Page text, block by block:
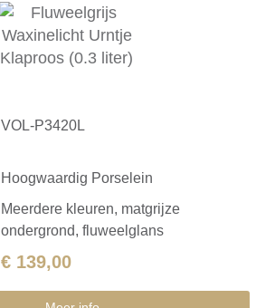
VOL-P3420L
Hoogwaardig Porselein
Meerdere kleuren, matgrijze
ondergrond, fluweelglans
€ 139,00